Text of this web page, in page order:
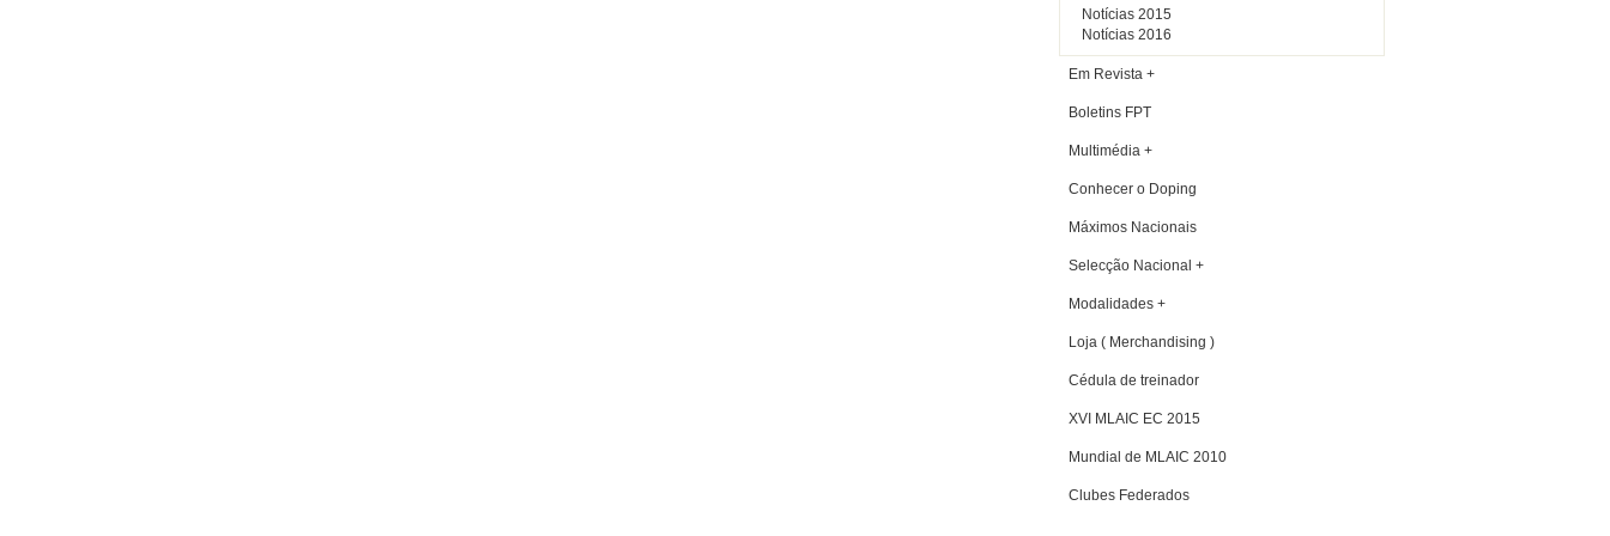
Notícias 2015
Notícias 2016
Em Revista +
Boletins FPT
Multimédia +
Conhecer o Doping
Máximos Nacionais
Selecção Nacional +
Modalidades +
Loja ( Merchandising )
Cédula de treinador
XVI MLAIC EC 2015
Mundial de MLAIC 2010
Clubes Federados